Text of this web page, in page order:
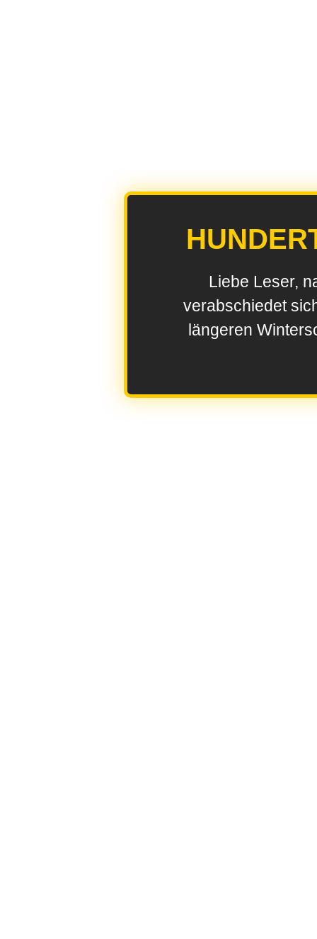
Liebe Leser,
verabschiedet
längeren